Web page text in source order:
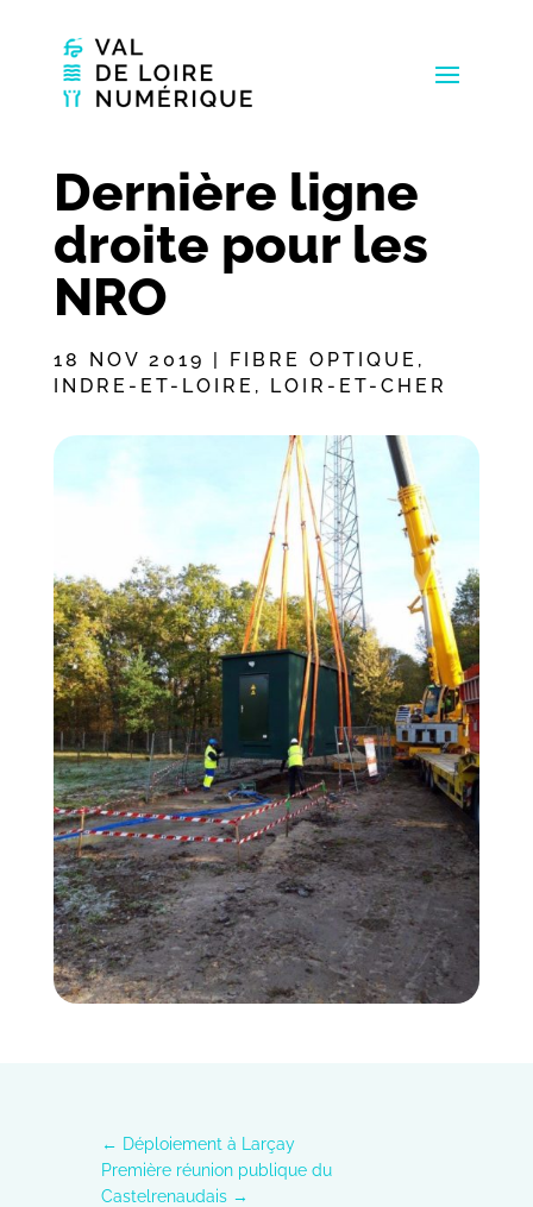
Dernière ligne
droite pour les
NRO
18 NOV 2019 | FIBRE OPTIQUE ,
INDRE-ET-LOIRE , LOIR-ET-CHER
← Déploiement à Larçay
Première réunion publique du
Castelrenaudais→